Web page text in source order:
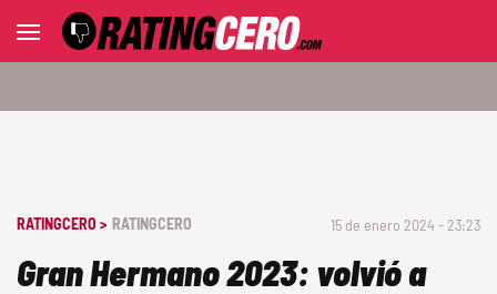
RATINGCERO > RATINGCERO 15 de enero 2024 - 23:23
Gran Hermano 2023: volvió a